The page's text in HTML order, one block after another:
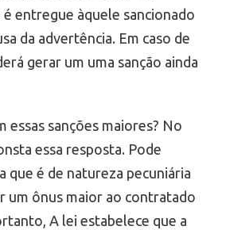
entregue àquele sancionado
da advertência. Em caso de
gerar um uma sanção ainda
essas sanções maiores? No
essa resposta. Pode
que é de natureza pecuniária
um ônus maior ao contratado
A lei estabelece que a